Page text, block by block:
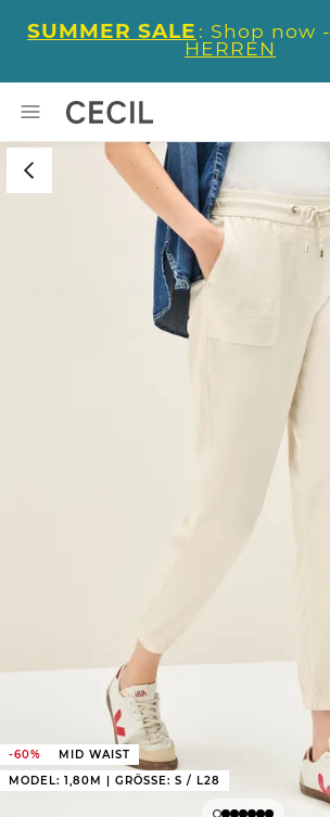
SUMMER SALE : Shop now -
HERREN
-60%
MID WAIST
MODEL: 1,80M | GRÖSSE: S / L28